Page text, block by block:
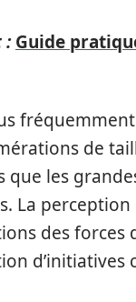
: Guide
de
que les
La
des